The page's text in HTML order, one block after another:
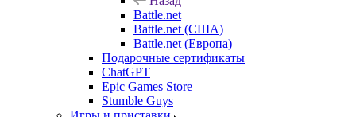
Battle.net
Battle.net (США)
Battle.net (Европа)
Подарочные сертификаты
ChatGPT
Epic Games Store
Stumble Guys